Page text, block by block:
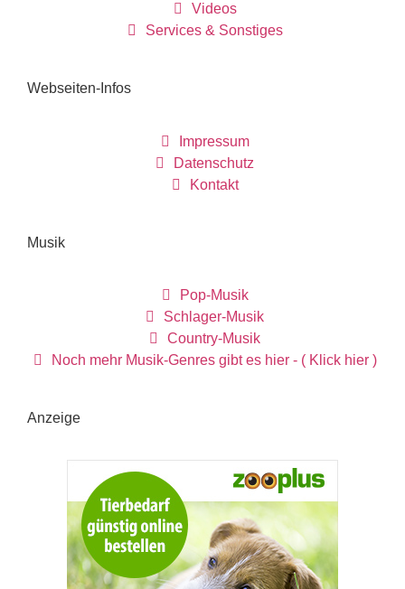
Videos
Services & Sonstiges
Webseiten-Infos
Impressum
Datenschutz
Kontakt
Musik
Pop-Musik
Schlager-Musik
Country-Musik
Noch mehr Musik-Genres gibt es hier - ( Klick hier )
Anzeige